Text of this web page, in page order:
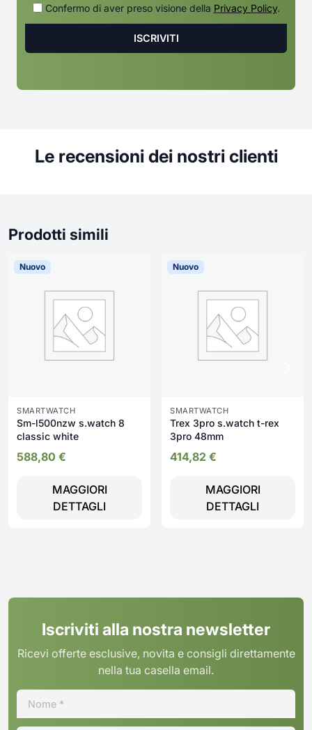
Confermo di aver preso visione della Privacy Policy.
Le recensioni dei nostri clienti
Prodotti simili
Nuovo
SMARTWATCH
Sm-l500nzw s.watch 8
classic white
588,80 €
MAGGIORI
DETTAGLI
Nuovo
SMARTWATCH
Trex 3pro s.watch t-rex
3pro 48mm
414,82 €
MAGGIORI
DETTAGLI
Iscriviti alla nostra newsletter
Ricevi offerte esclusive, novita e consigli direttamente
nella tua casella email.